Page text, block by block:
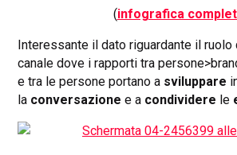
(infografica
Interessante il dato riguardante il ruolo
canale dove i rapporti tra
e tra le persone portano a sviluppare
la conversazione e a condividere le